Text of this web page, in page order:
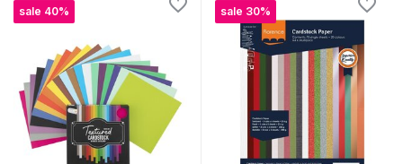
sale 40% sale 30%